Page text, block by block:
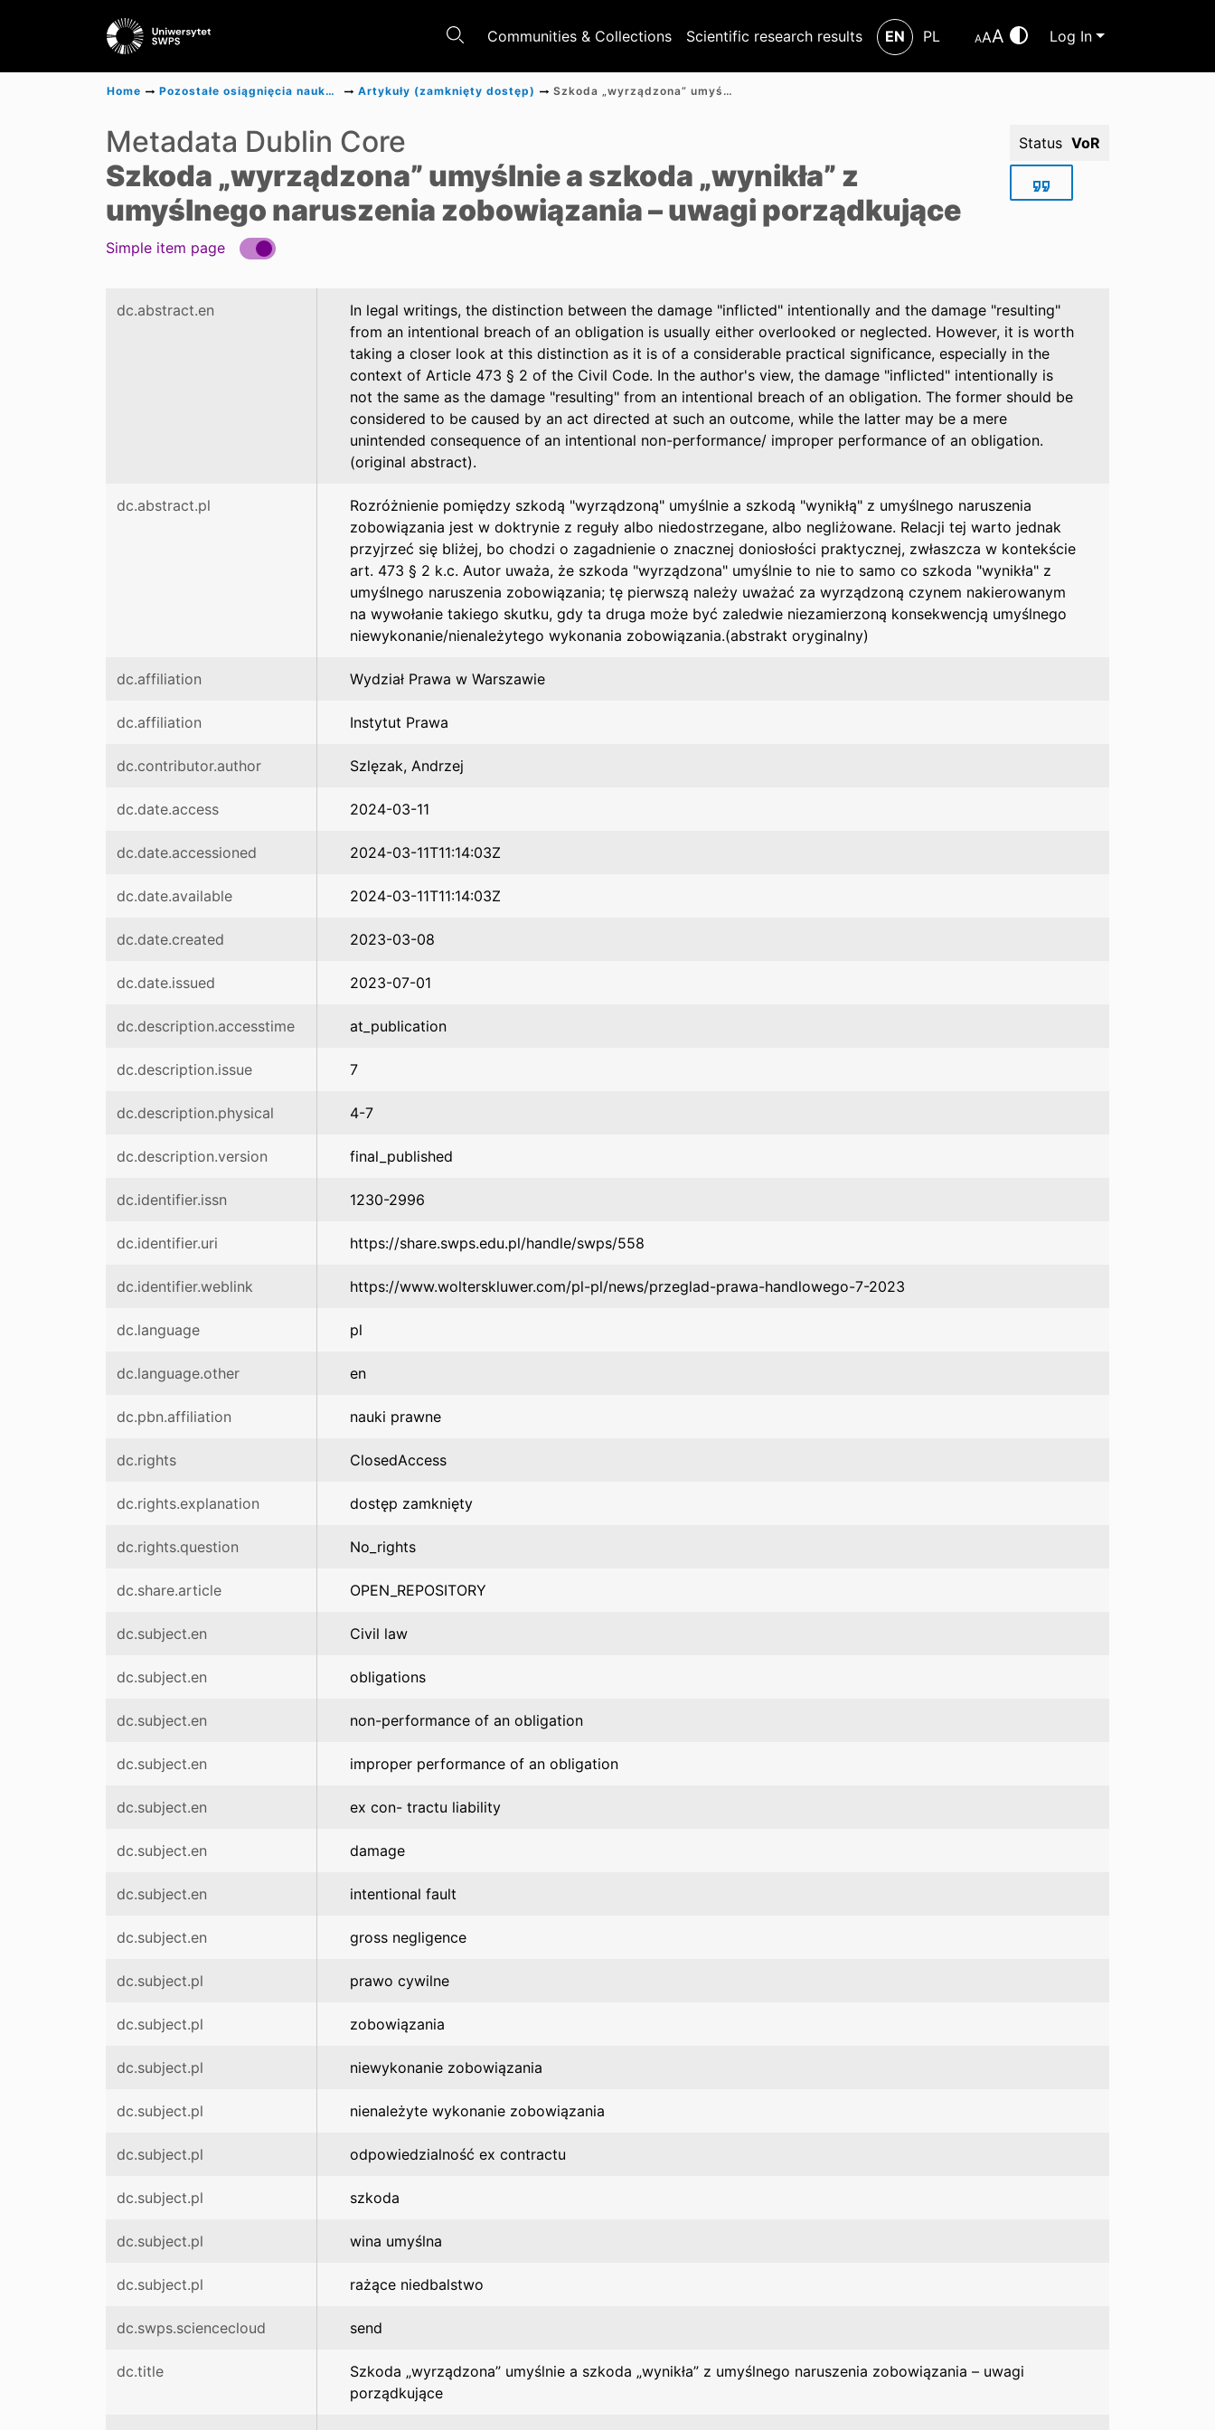
Communities & Collections Scientific research results EN PL AAA Log In
Home Pozostałe osiągnięcia naukowe Artykuły (zamknięty dostęp) Szkoda „wyrządzona” umyślnie a szkoda „wynikła” z umyślnego naruszenia zobowiązania – uwagi porządkujące
Metadata Dublin Core
Szkoda „wyrządzona” umyślnie a szkoda „wynikła” z
umyślnego naruszenia zobowiązania – uwagi porządkujące
Status VoR
Simple item page
dc.abstract.en
In legal writings, the distinction between the damage "inflicted" intentionally and the damage "resulting"
from an intentional breach of an obligation is usually either overlooked or neglected. However, it is worth
taking a closer look at this distinction as it is of a considerable practical significance, especially in the
context of Article 473 § 2 of the Civil Code. In the author's view, the damage "inflicted" intentionally is
not the same as the damage "resulting" from an intentional breach of an obligation. The former should be
considered to be caused by an act directed at such an outcome, while the latter may be a mere
unintended consequence of an intentional non-performance/ improper performance of an obligation.
(original abstract).
dc.abstract.pl
Rozróżnienie pomiędzy szkodą "wyrządzoną" umyślnie a szkodą "wynikłą" z umyślnego naruszenia
zobowiązania jest w doktrynie z reguły albo niedostrzegane, albo negliżowane. Relacji tej warto jednak
przyjrzeć się bliżej, bo chodzi o zagadnienie o znacznej doniosłości praktycznej, zwłaszcza w kontekście
art. 473 § 2 k.c. Autor uważa, że szkoda "wyrządzona" umyślnie to nie to samo co szkoda "wynikła" z
umyślnego naruszenia zobowiązania; tę pierwszą należy uważać za wyrządzoną czynem nakierowanym
na wywołanie takiego skutku, gdy ta druga może być zaledwie niezamierzoną konsekwencją umyślnego
niewykonanie/nienależytego wykonania zobowiązania.(abstrakt oryginalny)
dc.affiliation Wydział Prawa w Warszawie
dc.affiliation Instytut Prawa
dc.contributor.author Szlęzak, Andrzej
dc.date.access 2024-03-11
dc.date.accessioned 2024-03-11T11:14:03Z
dc.date.available 2024-03-11T11:14:03Z
dc.date.created 2023-03-08
dc.date.issued 2023-07-01
dc.description.accesstime at_publication
dc.description.issue 7
dc.description.physical 4-7
dc.description.version final_published
dc.identifier.issn 1230-2996
dc.identifier.uri https://share.swps.edu.pl/handle/swps/558
dc.identifier.weblink https://www.wolterskluwer.com/pl-pl/news/przeglad-prawa-handlowego-7-2023
dc.language pl
dc.language.other en
dc.pbn.affiliation nauki prawne
dc.rights ClosedAccess
dc.rights.explanation dostęp zamknięty
dc.rights.question No_rights
dc.share.article OPEN_REPOSITORY
dc.subject.en Civil law
dc.subject.en obligations
dc.subject.en non-performance of an obligation
dc.subject.en improper performance of an obligation
dc.subject.en ex con- tractu liability
dc.subject.en damage
dc.subject.en intentional fault
dc.subject.en gross negligence
dc.subject.pl prawo cywilne
dc.subject.pl zobowiązania
dc.subject.pl niewykonanie zobowiązania
dc.subject.pl nienależyte wykonanie zobowiązania
dc.subject.pl odpowiedzialność ex contractu
dc.subject.pl szkoda
dc.subject.pl wina umyślna
dc.subject.pl rażące niedbalstwo
dc.swps.sciencecloud send
dc.title
Szkoda „wyrządzona” umyślnie a szkoda „wynikła” z umyślnego naruszenia zobowiązania – uwagi
porządkujące